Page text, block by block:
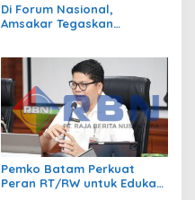
Di Forum Nasional,
Amsakar Tegaskan
Pembangunan
Pemko Batam Perkuat
Peran RT/RW untuk Edukasi